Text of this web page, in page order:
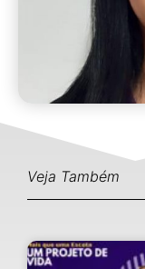
Veja Também